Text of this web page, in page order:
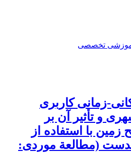
آموزشی تخصصی
زمانی کاربری
و تأثیر آن بر
با استفاده از
(مطالعة موردی: